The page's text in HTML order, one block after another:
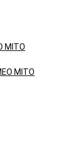
MITO